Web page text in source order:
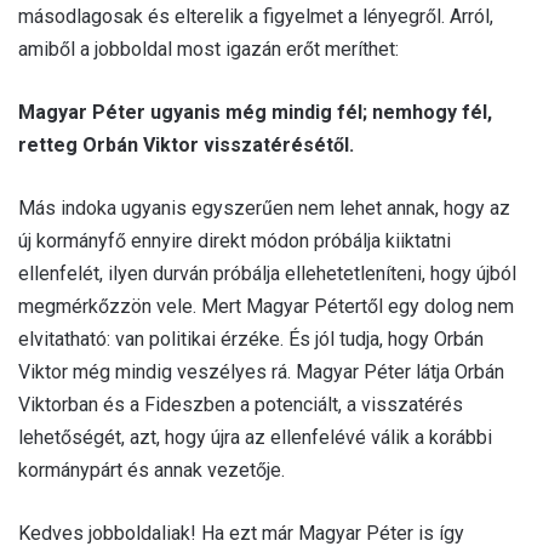
másodlagosak és elterelik a figyelmet a lényegről. Arról,
amiből a jobboldal most igazán erőt meríthet:
Magyar Péter ugyanis még mindig fél; nemhogy fél,
retteg Orbán Viktor visszatérésétől.
Más indoka ugyanis egyszerűen nem lehet annak, hogy az
új kormányfő ennyire direkt módon próbálja kiiktatni
ellenfelét, ilyen durván próbálja ellehetetleníteni, hogy újból
megmérkőzzön vele. Mert Magyar Pétertől egy dolog nem
elvitatható: van politikai érzéke. És jól tudja, hogy Orbán
Viktor még mindig veszélyes rá. Magyar Péter látja Orbán
Viktorban és a Fideszben a potenciált, a visszatérés
lehetőségét, azt, hogy újra az ellenfelévé válik a korábbi
kormánypárt és annak vezetője.
Kedves jobboldaliak! Ha ezt már Magyar Péter is így